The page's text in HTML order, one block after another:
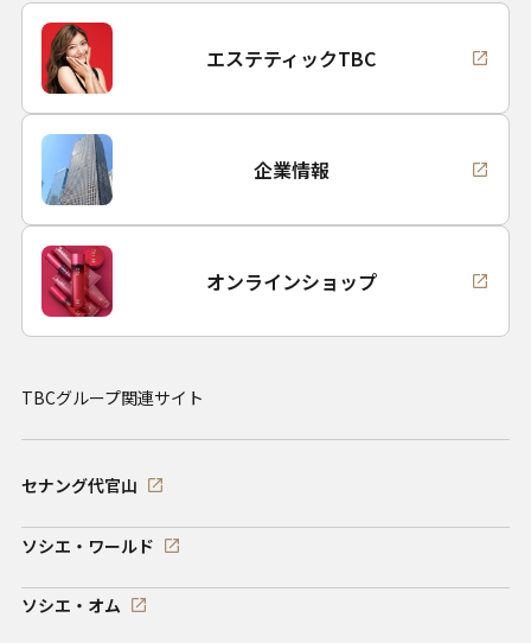
エステティックTBC
企業情報
オンラインショップ
TBCグループ関連サイト
セナング代官山
ソシエ・ワールド
ソシエ・オム